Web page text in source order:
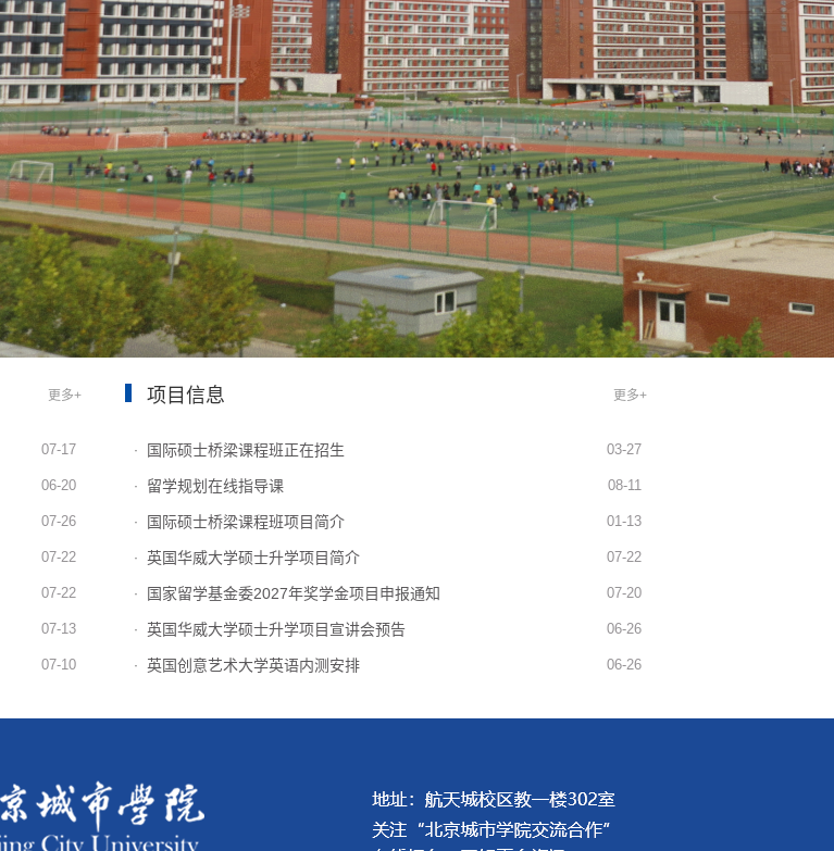
更多+
07-17
06-20
07-26
07-22
07-22
07-13
07-10
更多+
项目信息
· 国际硕士桥梁课程班正在招生 03-27
· 留学规划在线指导课 08-11
· 国际硕士桥梁课程班项目简介 01-13
· 英国华威大学硕士升学项目简介 07-22
· 国家留学基金委2027年奖学金项目申报通知 07-20
· 英国华威大学硕士升学项目宣讲会预告 06-26
· 英国创意艺术大学英语内测安排 06-26